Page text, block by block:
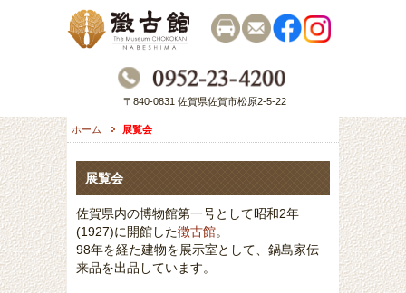
〒840-0831 佐賀県佐賀市松原2-5-22
ホーム 展覧会
展覧会
佐賀県内の博物館第一号として昭和2年
(1927)に開館した徴古館。
98年を経た建物を展示室として、鍋島家伝
来品を出品しています。